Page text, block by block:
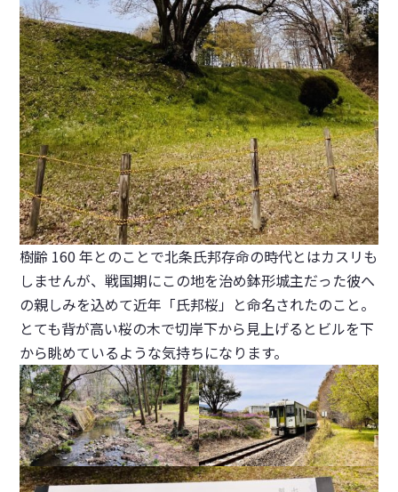
樹齢 160 年とのことで北条氏邦存命の時代とはカスリも
しませんが、戦国期にこの地を治め鉢形城主だった彼へ
の親しみを込めて近年「氏邦桜」と命名されたのこと。
とても背が高い桜の木で切岸下から見上げるとビルを下
から眺めているような気持ちになります。